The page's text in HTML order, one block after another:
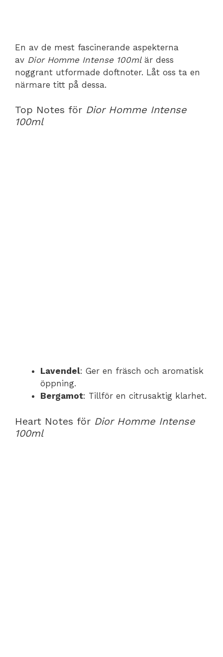
En av de mest fascinerande aspekterna
av Dior Homme Intense 100mlär dess
noggrant utformade doftnoter. Låt oss ta en
närmare titt på dessa.
Top Notes för Dior Homme Intense
100ml
Lavendel: Ger en fräsch och aromatisk
öppning.
Bergamot: Tillför en citrusaktig klarhet.
Heart Notes för Dior Homme Intense
100ml